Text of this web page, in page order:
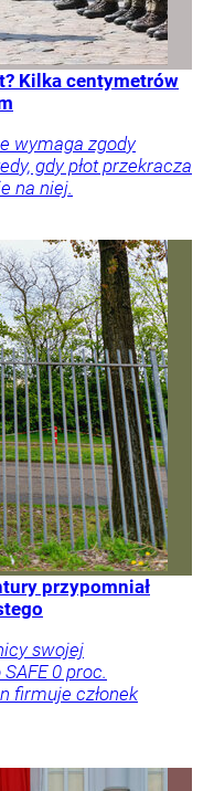
Kilka centymetrów
wymaga zgody
gdy płot przekracza
na niej.
przypomniał
swojej
0 proc.
firmuje członek